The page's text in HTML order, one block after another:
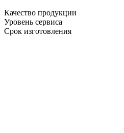
Качество продукции
Уровень сервиса
Срок изготовления